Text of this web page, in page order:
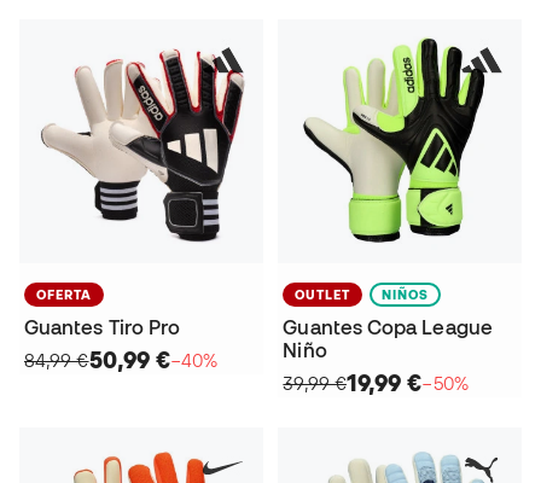
OFERTA
Guantes Tiro Pro
84,99 €50,99 €−40%
OUTLET NIÑOS
Guantes Copa League
Niño
39,99 €19,99 €−50%